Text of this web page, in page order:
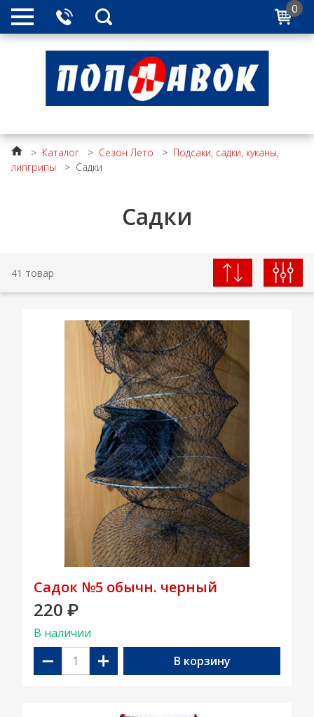
0
> Каталог > Сезон Лето > Подсаки, садки, куканы,
липгрипы
> Садки
Садки
41 товар
Садок №5 обычн. черный
220 ₽
В наличии
− + В корзину